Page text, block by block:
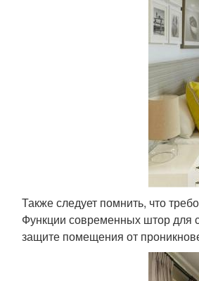
Также следует помнить, что
Функции современных штор для
защите помещения от